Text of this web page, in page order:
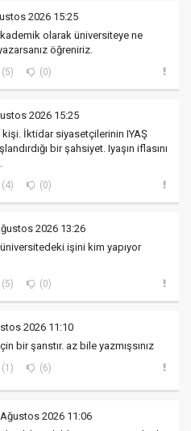
2026 15:25
olarak üniversiteye ne
öğreniriz.
(5) (0)
2026 15:25
kişi. İktidar siyasetçilerinin IYAŞ
bir şahsiyet. Iyaşın iflasını
(4) (0)
2026 13:26
işini kim yapıyor
(5) (0)
2026 11:10
bir şanstır. az bile yazmışsınız
(1) (6)
2026 11:06